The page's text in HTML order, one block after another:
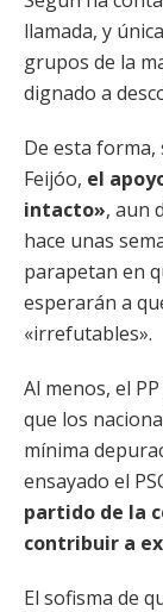
llamada, y
grupos de la
dignado a
De esta forma,
Feijóo, el
intacto», aun
hace unas
parapetan en
esperarán a
«irrefutables».
Al menos, el
que los
mínima
ensayado el
partido de la
contribuir a
El sofisma de